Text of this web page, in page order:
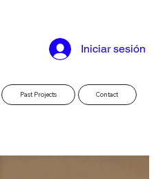
Past Projects Contact
Iniciar sesión